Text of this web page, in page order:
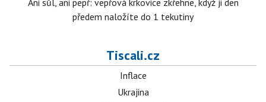
Ani sůl, ani pepř: vepřová krkovice zkřehne, když ji den
předem naložíte do 1 tekutiny
Tiscali.cz
Inflace
Ukrajina